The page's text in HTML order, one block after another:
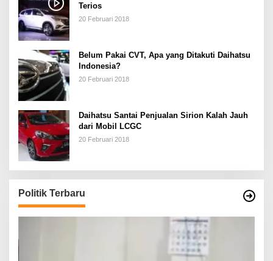
Terios
20 Februari 2018
Belum Pakai CVT, Apa yang Ditakuti Daihatsu
Indonesia?
20 Februari 2018
Daihatsu Santai Penjualan Sirion Kalah Jauh
dari Mobil LCGC
20 Februari 2018
Politik Terbaru